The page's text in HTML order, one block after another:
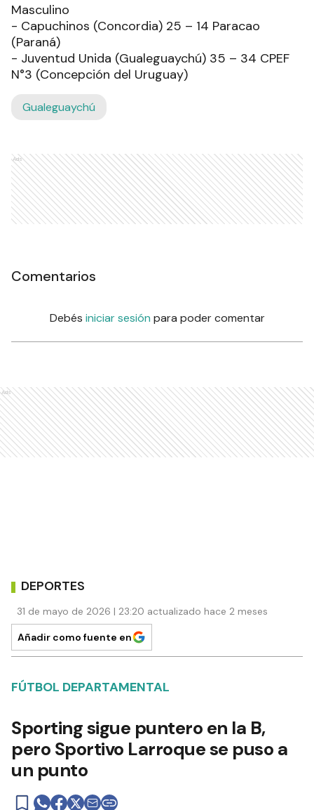
Masculino
- Capuchinos (Concordia) 25 – 14 Paracao
(Paraná)
- Juventud Unida (Gualeguaychú) 35 – 34 CPEF
N°3 (Concepción del Uruguay)
Gualeguaychú
Ads
Comentarios
Debés iniciar sesión para poder comentar
Ads
DEPORTES
31 de mayo de 2026 | 23:20 actualizado hace 2 meses
Añadir como fuente en
FÚTBOL DEPARTAMENTAL
Sporting sigue puntero en la B,
pero Sportivo Larroque se puso a
un punto